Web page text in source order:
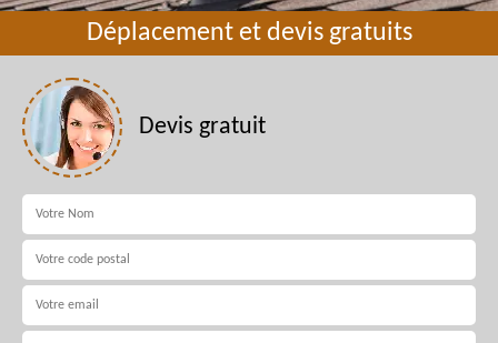
Déplacement et devis gratuits
Devis gratuit